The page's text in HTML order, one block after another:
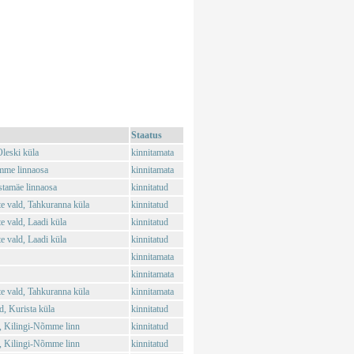
Staatus
küla
kinnitamata
linnaosa
kinnitamata
linnaosa
kinnitatud
vald, Tahkuranna küla
kinnitatud
vald, Laadi küla
kinnitatud
vald, Laadi küla
kinnitatud
kinnitamata
kinnitamata
vald, Tahkuranna küla
kinnitamata
Kurista küla
kinnitatud
Kilingi-Nõmme linn
kinnitatud
Kilingi-Nõmme linn
kinnitatud